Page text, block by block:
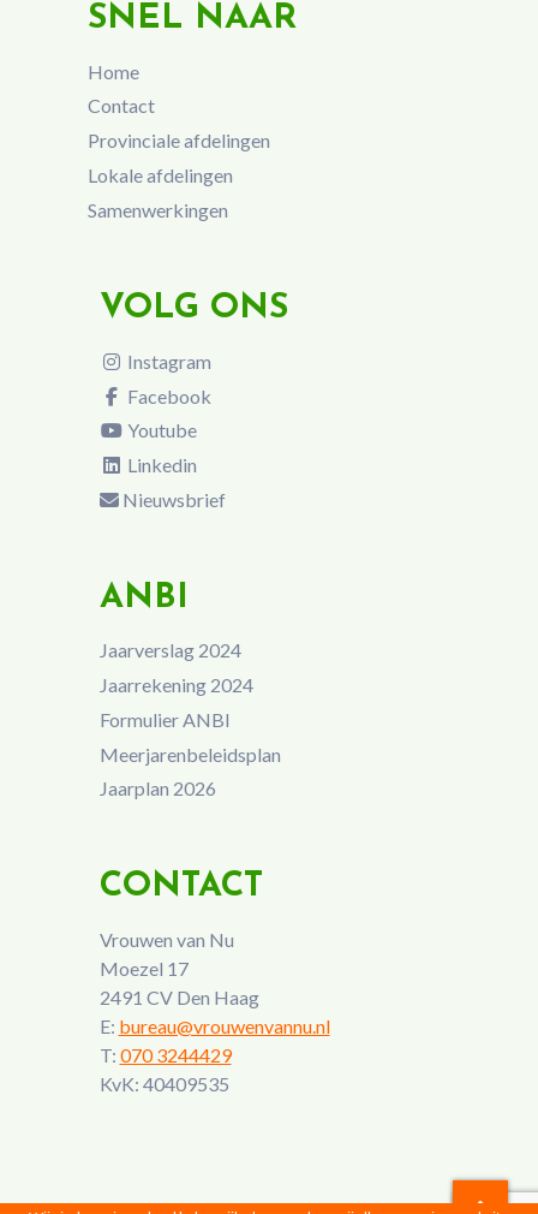
SNEL NAAR
Home
Contact
Provinciale afdelingen
Lokale afdelingen
Samenwerkingen
VOLG ONS
Instagram
Facebook
Youtube
Linkedin
Nieuwsbrief
ANBI
Jaarverslag 2024
Jaarrekening 2024
Formulier ANBI
Meerjarenbeleidsplan
Jaarplan 2026
CONTACT
Vrouwen van Nu
Moezel 17
2491 CV Den Haag
E: bureau@vrouwenvannu.nl
T: 070 3244429
KvK: 40409535